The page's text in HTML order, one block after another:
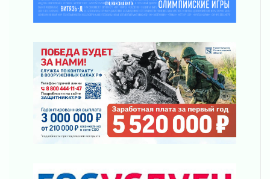
Ладога — не пруд
02 августа 2026
Ленинградской области о неоплаченных
счетах
02 августа 2026
Пропавшего подростка нашли в Кировском
районе Ленобласти
02 августа 2026
Жителям Ленобласти напомнили, как
действовать при укусе клеща
В Ивангороде назвали новых почетных